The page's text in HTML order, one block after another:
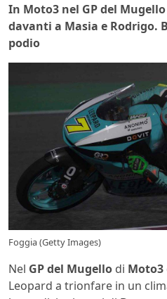
In Moto3 nel GP del
davanti a Masia e Rodrigo.
podio
Foggia (Getty Images)
Nel GP del Mugello di Moto3
Leopard a trionfare in un